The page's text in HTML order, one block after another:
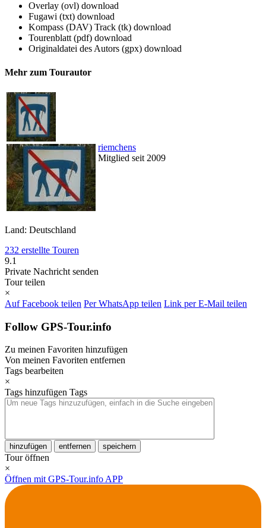
Overlay (ovl) download
Fugawi (txt) download
Kompass (DAV) Track (tk) download
Tourenblatt (pdf) download
Originaldatei des Autors (gpx) download
Mehr zum Tourautor
riemchens
Mitglied seit 2009
Land: Deutschland
232 erstellte Touren
9.1
Private Nachricht senden
Tour teilen
×
Auf Facebook teilen Per WhatsApp teilen Link per E-Mail teilen
Follow GPS-Tour.info
Zu meinen Favoriten hinzufügen
Von meinen Favoriten entfernen
Tags bearbeiten
×
Tags hinzufügen Tags
hinzufügen entfernen speichern
Tour öffnen
×
Öffnen mit GPS-Tour.info APP